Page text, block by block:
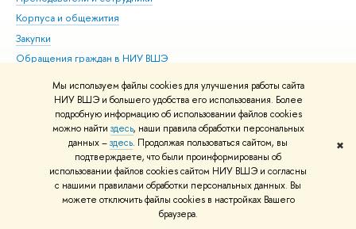
Мы используем файлы cookies для улучшения работы сайта
НИУ ВШЭ и большего удобства его использования. Более
подробную информацию об использовании файлов cookies
можно найти здесь, наши правила обработки персональных
данных –здесь. Продолжая пользоваться сайтом, вы
подтверждаете, что были проинформированы об
использовании файлов cookies сайтом НИУ ВШЭ и согласны
с нашими правилами обработки персональных данных. Вы
можете отключить файлы cookies в настройках Вашего
браузера.
✖
Корпуса и общежития
Закупки
Обращения граждан в НИУ ВШЭ
Фонд целевого капитала
Противодействие коррупции
Сведения о доходах, расходах, об имуществе и
обязательствах имущественного характера
Сведения об образовательной организации
Людям с ограниченными возможностями здоровья
Единая платежная страница